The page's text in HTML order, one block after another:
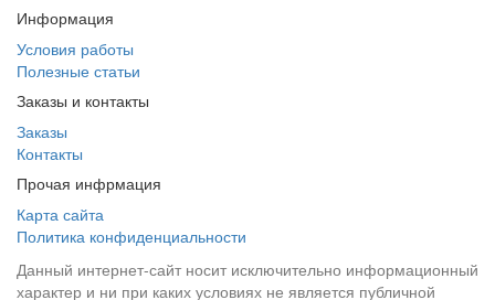
Информация
Условия работы
Полезные статьи
Заказы и контакты
Заказы
Контакты
Прочая инфрмация
Карта сайта
Политика конфиденциальности
Данный интернет-сайт носит исключительно информационный
характер и ни при каких условиях не является публичной